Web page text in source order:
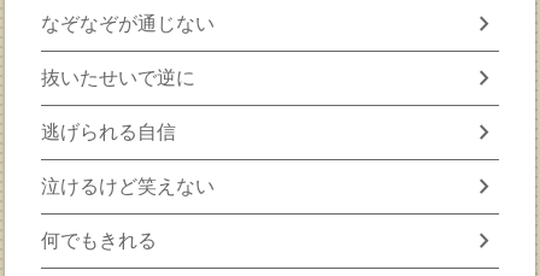
なぞなぞが通じない chevron_right
抜いたせいで逆に chevron_right
逃げられる自信 chevron_right
泣けるけど笑えない chevron_right
何でもきれる chevron_right